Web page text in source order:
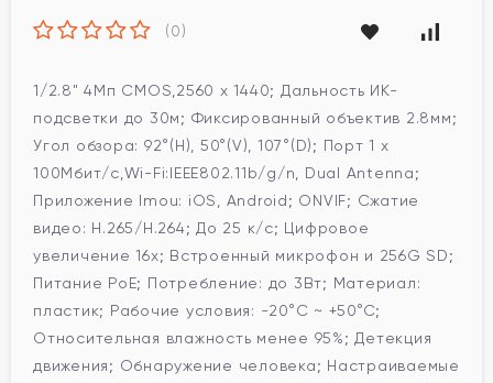
(0)
1/2.8" 4Мп CMOS,2560 x 1440; Дальность ИК-
подсветки до 30м; Фиксированный объектив 2.8мм;
Угол обзора: 92°(H), 50°(V), 107°(D); Порт 1 x
100Мбит/с,Wi-Fi:IEEE802.11b/g/n, Dual Antenna;
Приложение Imou: iOS, Android; ONVIF; Сжатие
видео: H.265/H.264; До 25 к/с; Цифровое
увеличение 16x; Встроенный микрофон и 256G SD;
Питание PoE; Потребление: до 3Вт; Материал:
пластик; Рабочие условия: -20°C ~ +50°C;
Относительная влажность менее 95%; Детекция
движения; Обнаружение человека; Настраиваемые